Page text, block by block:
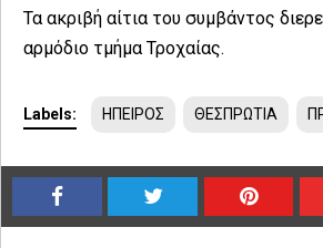
Τα ακριβή αίτια του συμβάντος
αρμόδιο τμήμα Τροχαίας.
Labels: ΗΠΕΙΡΟΣ ΘΕΣΠΡΩΤΙΑ